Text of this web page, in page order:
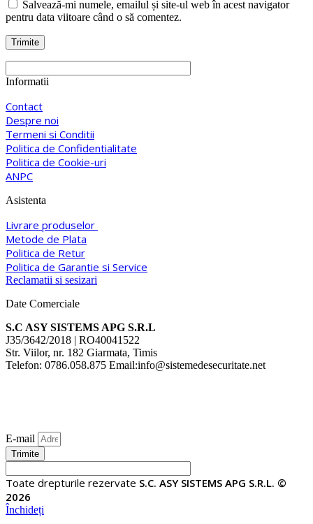
Salvează-mi numele, emailul și site-ul web în acest navigator
pentru data viitoare când o să comentez.
Informatii
Contact
Despre noi
Termeni si Conditii
Politica de Confidentialitate
Politica de Cookie-uri
ANPC
Asistenta
Livrare produselor
Metode de Plata
Politica de Retur
Politica de Garantie si Service
Reclamatii si sesizari
Date Comerciale
S.C ASY SISTEMS APG S.R.L
J35/3642/2018 | RO40041522
Str. Viilor, nr. 182 Giarmata, Timis
Telefon: 0786.058.875 Email:info@sistemedesecuritate.net
E-mail
Trimite
Toate drepturile rezervate S.C. ASY SISTEMS APG S.R.L. ©
2026
Închideți